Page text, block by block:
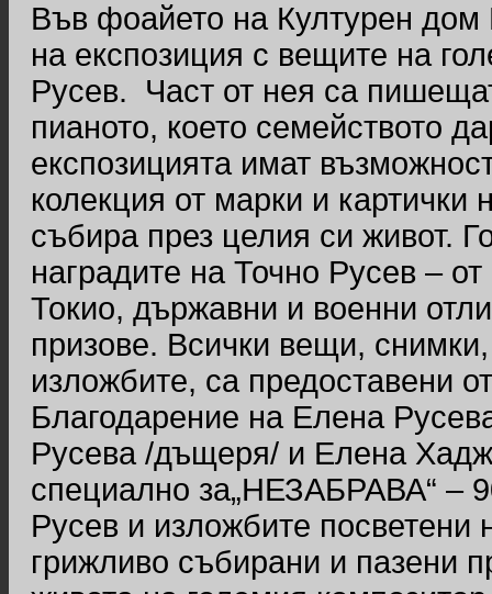
Във фоайето на Културен
на експозиция с вещите на
Русев. Част от нея са
пианото, което семейството
експозицията имат
колекция от марки и картички
събира през целия си живот.
наградите на Точно Русев –
Токио, държавни и военни
призове. Всички вещи,
изложбите, са предоставени
Благодарение на Елена
Русева /дъщеря/ и Елена
специално за„НЕЗАБРАВА“ –
Русев и изложбите посветени
грижливо събирани и пазени